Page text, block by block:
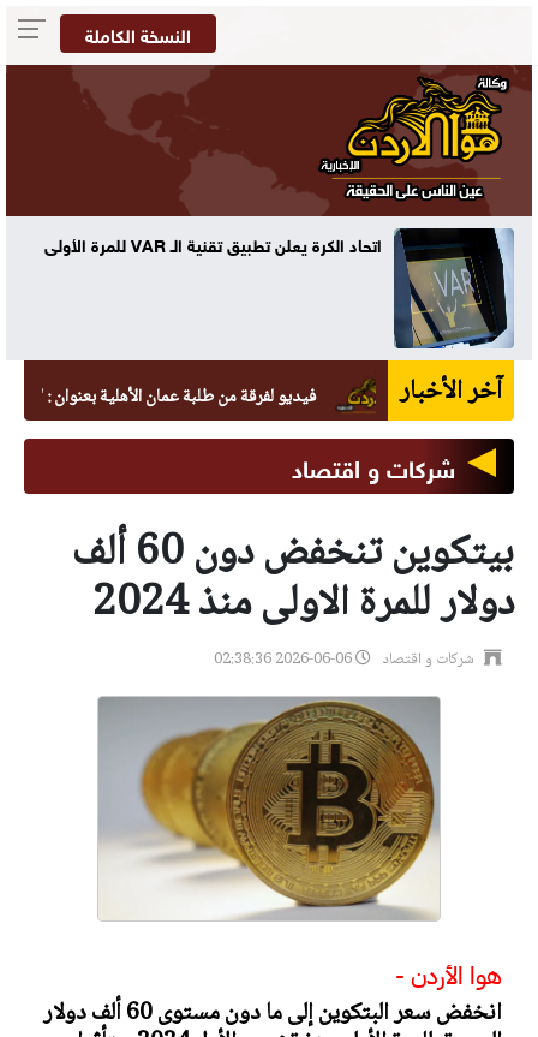
النسخة الكاملة
اتحاد الكرة يعلن تطبيق تقنية الـ VAR للمرة الأولى
آخر الأخبار فيديو لفرقة من طلبة عمان الأهلية بعنوان : "دايماً
شركات و اقتصاد
بيتكوين تنخفض دون 60 ألف
دولار للمرة الاولى منذ 2024
شركات و اقتصاد
هوا الأردن -
انخفض سعر البتكوين إلى ما دون مستوى 60 ألف دولار